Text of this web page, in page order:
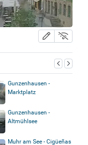
Gunzenhausen -
Marktplatz
Gunzenhausen -
Altmühlsee
Muhr am See - Cigüeñas